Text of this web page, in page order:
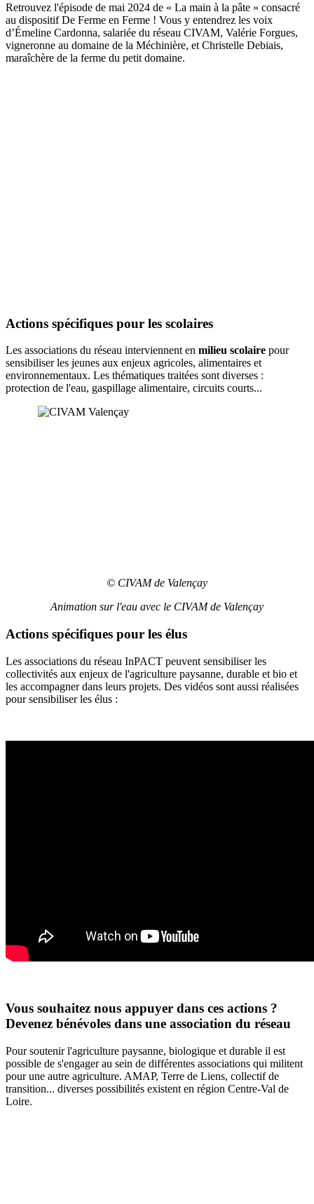
Retrouvez l'épisode de mai 2024 de « La main à la pâte » consacré
au dispositif De Ferme en Ferme ! Vous y entendrez les voix
d’Émeline Cardonna, salariée du réseau CIVAM, Valérie Forgues,
vigneronne au domaine de la Méchinière, et Christelle Debiais,
maraîchère de la ferme du petit domaine.
Actions spécifiques pour les scolaires
Les associations du réseau interviennent en milieu scolaire pour
sensibiliser les jeunes aux enjeux agricoles, alimentaires et
environnementaux. Les thématiques traitées sont diverses :
protection de l'eau, gaspillage alimentaire, circuits courts...
© CIVAM de Valençay
Animation sur l'eau avec le CIVAM de Valençay
Actions spécifiques pour les élus
Les associations du réseau InPACT peuvent sensibiliser les
collectivités aux enjeux de l'agriculture paysanne, durable et bio et
les accompagner dans leurs projets. Des vidéos sont aussi réalisées
pour sensibiliser les élus :
Vous souhaitez nous appuyer dans ces actions ?
Devenez bénévoles dans une association du réseau
Pour soutenir l'agriculture paysanne, biologique et durable il est
possible de s'engager au sein de différentes associations qui militent
pour une autre agriculture. AMAP, Terre de Liens, collectif de
transition... diverses possibilités existent en région Centre-Val de
Loire.